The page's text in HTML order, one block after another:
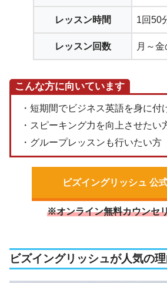
レッスン時間 1回50
レッスン回数 月～金
こんな方に向いています
・短期間でビジネス英語を身に付
・スピーキング力を向上させたい
・グループレッスンも行いたい方
ビズイングリッシュ 公
※オンライン無料カウンセ
ビズイングリッシュが人気の